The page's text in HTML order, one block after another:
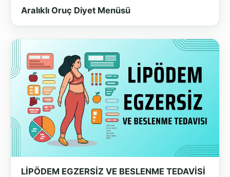
Aralıklı Oruç Diyet Menüsü
LİPÖDEM EGZERSİZ VE BESLENME TEDAVİSİ